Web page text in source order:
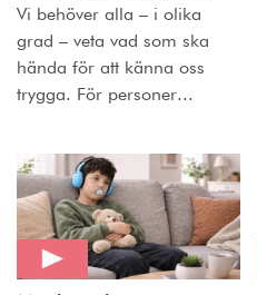
Vi behöver alla – i olika
grad – veta vad som ska
hända för att känna oss
trygga. För personer...